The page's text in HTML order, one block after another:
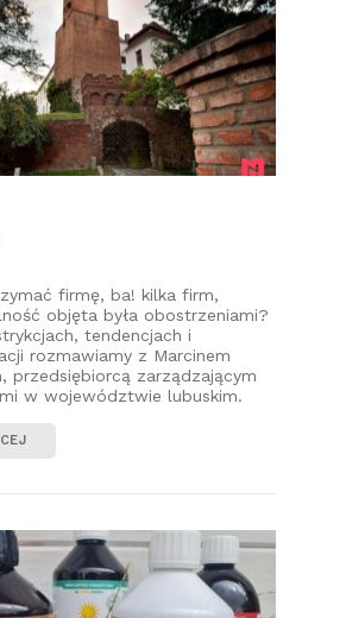
firmę, ba! kilka firm,
objęta była obostrzeniami?
tendencjach i
rozmawiamy z Marcinem
przedsiębiorcą zarządzającym
w województwie lubuskim.